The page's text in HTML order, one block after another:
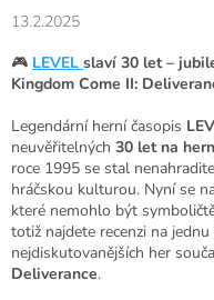
13.2.2025
🎮 LEVEL slaví 30 let –
Kingdom Come II:
Legendární herní časopis
neuvěřitelných 30 let na
roce 1995 se stal
hráčskou kulturou. Nyní se
které nemohlo být
totiž najdete recenzi na jednu
nejdiskutovanějších her
Deliverance.